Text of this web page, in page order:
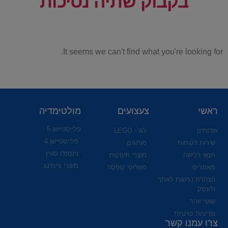
It seems we can't find what you're looking for.
ראשי
אודותינו
שירות לקוחות
תנאי רכישה
מאמרים
הצהרת נגישות לאתר
ולעסק
שושי זוהר
מדיניות פרטיות
צעצועים
לגו - LEGO
מותגים
מוצרי תינוקות
משחקי קופסה
מולטימדיה
פלייסטיישן 5
פלייסטיישן 4
נינטנדו סוויץ
מוצרי גיימינג
צרו עמנו קשר